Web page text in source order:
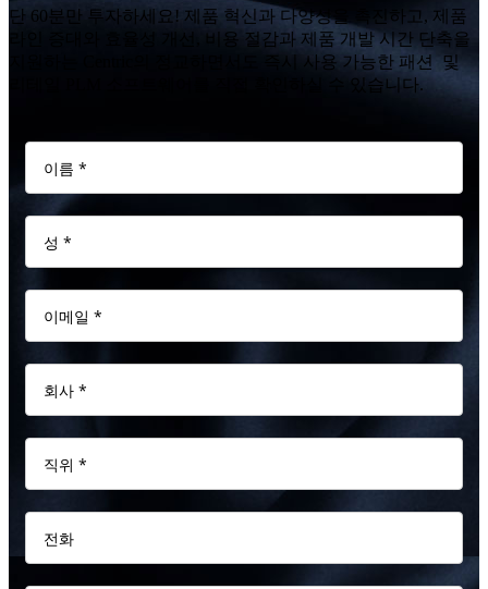
단 60분만 투자하세요! 제품 혁신과 다양성을 촉진하고, 제품
라인 증대와 효율성 개선, 비용 절감과 제품 개발 시간 단축을
지원하는 Centric의 정교하면서도 즉시 사용 가능한 패션 및
리테일 PLM 소프트웨어를 직접 확인하실 수 있습니다.